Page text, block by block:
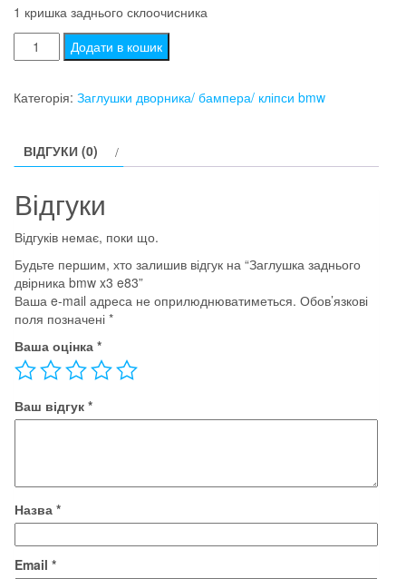
1 кришка заднього склоочисника
Заглушка
заднього
e83
Додати в кошик
Категорія: Заглушки дворника/ бампера/ кліпси bmw
ВІДГУКИ (0)
Відгуки
Відгуків немає, поки що.
Будьте першим, хто залишив відгук на “Заглушка заднього
двірника bmw x3 e83”
Ваша e-mail адреса не оприлюднюватиметься. Обов’язкові
поля позначені *
Ваша оцінка *
Ваш відгук *
Назва *
Email *